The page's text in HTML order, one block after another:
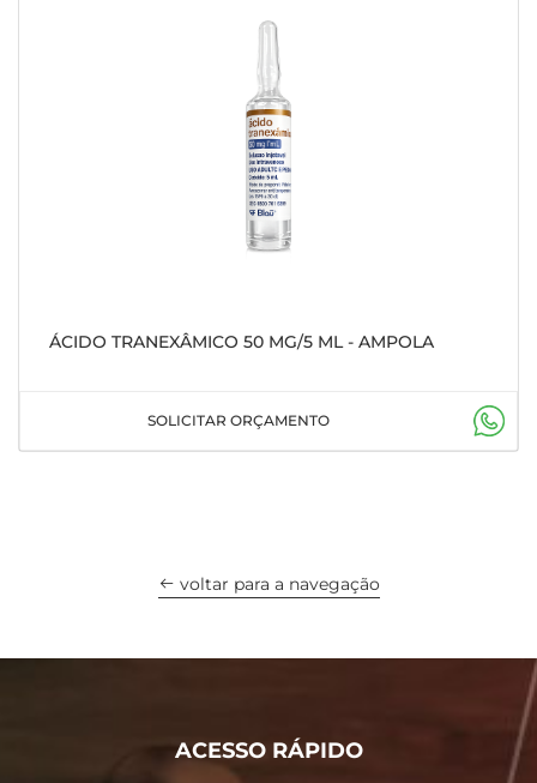
ÁCIDO TRANEXÂMICO 50 MG/5 ML - AMPOLA
SOLICITAR ORÇAMENTO
voltar para a navegação
ACESSO RÁPIDO